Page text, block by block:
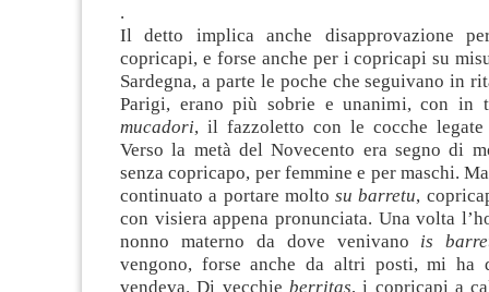
.
Il detto implica anche disapprovazione
copricapi, e forse anche per i copricapi su
Sardegna, a parte le poche che seguivano in
Parigi, erano più sobrie e unanimi, con in
mucadori, il fazzoletto con le cocche
Verso la metà del Novecento era segno di
senza copricapo, per femmine e per maschi.
continuato a portare molto su barretu,
con visiera appena pronunciata. Una volta
nonno materno da dove venivano is
vengono, forse anche da altri posti, mi
vendeva. Di vecchie berritas, i copricapi a